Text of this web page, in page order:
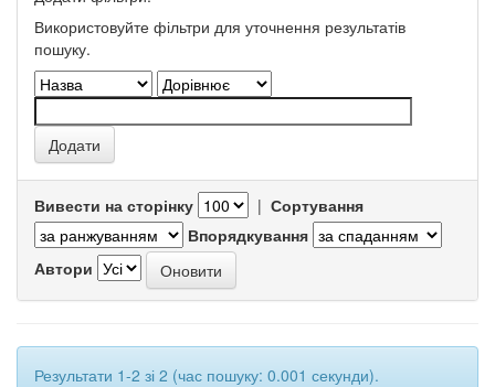
Використовуйте фільтри для уточнення результатів
пошуку.
Вивести на сторінку | Сортування
Впорядкування
Автори
Результати 1-2 зі 2 (час пошуку: 0.001 секунди).